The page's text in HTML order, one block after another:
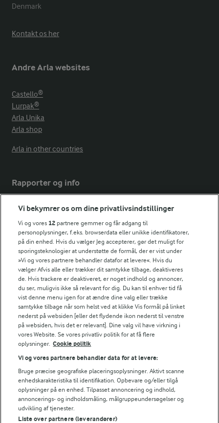
Denmark
Kontakt os her
Andre Arla websites
Castello®
Lurpak®
Arla Unika
Arla shop
Arla in other countries
Rapporter og info
Årsrapport
FarmAhead™ Check rapport
Andelshaverinfo: Mælkepris
Fødevarestyrelsens smiley-rapporter for Arla Foods
Fødevarestyrelsens smiley-rapporter for Jörd
Fødevarestyrelsens smiley-rapporter for Lurpak PB
Følg
© 2026 Arla Foods
Vælg en anden cookies
Vi bekymrer os om dine privatlivsindstillinger
Vi og vores 12 partnere gemmer og får adgang til
personoplysninger, f.eks. browserdata eller unikke identifikatorer,
på din enhed. Hvis du vælger Jeg accepterer, gør det muligt for
sporingsteknologier at understøtte de formål, der er vist under
»Vi og vores partnere behandler datafor at levere«. Hvis du
vælger Afvis alle eller trækker dit samtykke tilbage, deaktiveres
de. Hvis trackere er deaktiveret, er noget indhold og annoncer,
du ser, muligvis ikke så relevant for dig. Du kan til enhver tid få
vist denne menu igen for at ændre dine valg eller trække
samtykke tilbage når som helst ved at klikke Vis formål på linket
nederst på websiden [eller det flydende ikon nederst til venstre
på websiden, hvis det er relevant]. Dine valg vil have virkning i
vores Website. Se vores privatliv politik for at få flere
oplysninger. Cookie politik
Vi og vores partnere behandler data for at levere:
Bruge præcise geografiske placeringsoplysninger. Aktivt scanne
enhedskarakteristika til identifikation. Opbevare og/eller tilgå
oplysninger på en enhed. Tilpasset annoncering og indhold,
annoncerings- og indholdsmåling, målgruppeundersøgelser og
udvikling af tjenester.
Liste over partnere (leverandører)